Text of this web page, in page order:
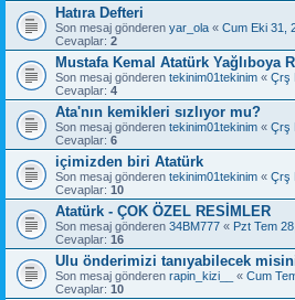
Hatıra Defteri
Son mesaj gönderen yar_ola « Cum Eki 31,
Cevaplar: 2
Mustafa Kemal Atatürk Yağlıboya
Son mesaj gönderen tekinim01tekinim « Çrş
Cevaplar: 4
Ata'nın kemikleri sızlıyor mu?
Son mesaj gönderen tekinim01tekinim « Çrş
Cevaplar: 6
içimizden biri Atatürk
Son mesaj gönderen tekinim01tekinim « Çrş
Cevaplar: 10
Atatürk - ÇOK ÖZEL RESİMLER
Son mesaj gönderen 34BM777 « Pzt Tem
Cevaplar: 16
Ulu önderimizi tanıyabilecek
Son mesaj gönderen rapin_kizi__ « Cum
Cevaplar: 10